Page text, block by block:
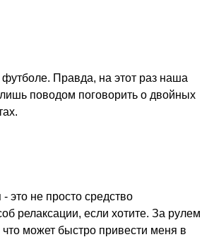
Правда, на этот раз наша
поводом поговорить о двойных
это не просто средство
релаксации, если хотите. За рулем
что может быстро привести меня в